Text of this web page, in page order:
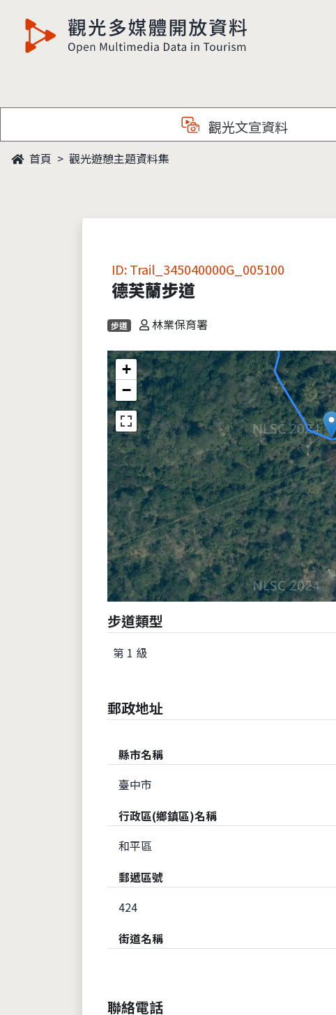
觀光多媒體開放資料
觀光文宣資料
首頁 觀光遊憩主題資料集
ID: Trail_345040000G_005100
德芙蘭步道
步道 林業保育署
+
−
步道類型
第 1 級
郵政地址
縣市名稱
臺中市
行政區(鄉鎮區)名稱
和平區
郵遞區號
424
街道名稱
聯絡電話